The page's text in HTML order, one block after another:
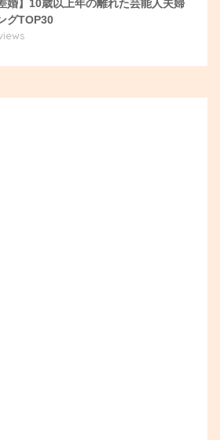
婚】10歳以上年の離れた芸能人夫婦
グTOP30